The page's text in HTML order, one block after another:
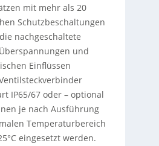
mit mehr als 20
Schutzbeschaltungen
nachgeschaltete
und
Einflüssen
IP65/67 oder – optional
je nach Ausführung
Temperaturbereich
eingesetzt werden.